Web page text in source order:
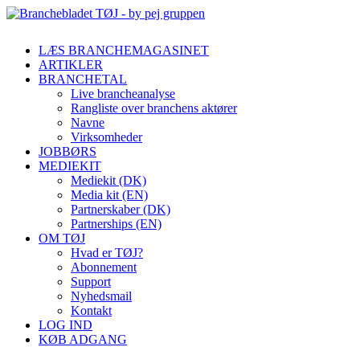
LÆS BRANCHEMAGASINET
ARTIKLER
BRANCHETAL
Live brancheanalyse
Rangliste over branchens aktører
Navne
Virksomheder
JOBBØRS
MEDIEKIT
Mediekit (DK)
Media kit (EN)
Partnerskaber (DK)
Partnerships (EN)
OM TØJ
Hvad er TØJ?
Abonnement
Support
Nyhedsmail
Kontakt
LOG IND
KØB ADGANG